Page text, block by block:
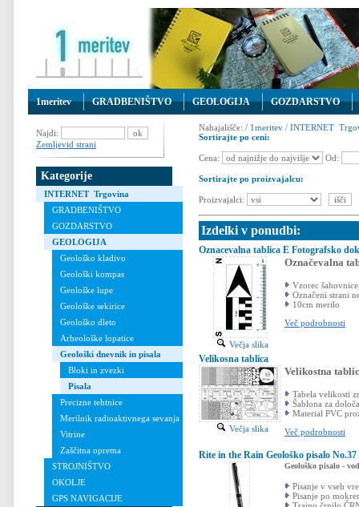
1meritev GRADBENIŠTVO GEOLOGIJA GOZDARSTVO
Najdi:
Zemljevid strani
Kategorije
INTERNET Trgovina
GRADBENIŠTVO
GOZDARSTVO
GEOLOGIJA
Geološko kladivo
Geološki kompas
Geološke lupe
Geološke sekirice
Geološko dleto
Arheološke lopatice
Geološki dnevnik in pisala
Bloki in zvezki
Pisala
Precizne tehtnice
Merilnik radioaktivnega sevanja
Vitrine
Zaščitna oprema
STROJNIŠTVO
OKOLJE
GPS NAVIGACIJE
Nahajališče: / 1meritev / INTERNET
Sortirajte po ceni:
Cena: Od:
Sortirajte po proizvajalcu:
Proizvajalci:
Izdelki v ponudbi:
Oznacevalna tablica E Fotografsko
Večja slika
Označevalna
Vzorec
Označeni strani
10cm merilo
Več podrobnosti
Velikosna tablica
Večja slika
Velikostna
Tabela velikosti
Šablona za
Material PVC
Več podrobnosti
Rite in the Rain Geološko pisalo
Geološko pisalo -
Pisanje v vseh
Pisanje po